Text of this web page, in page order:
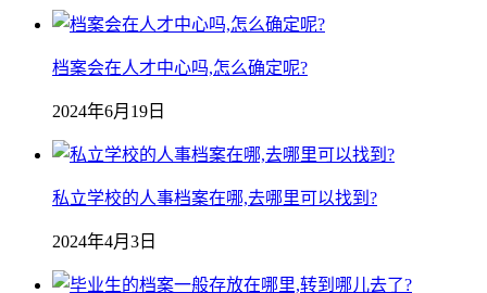
档案会在人才中心吗,怎么确定呢?
2024年6月19日
私立学校的人事档案在哪,去哪里可以找到?
2024年4月3日